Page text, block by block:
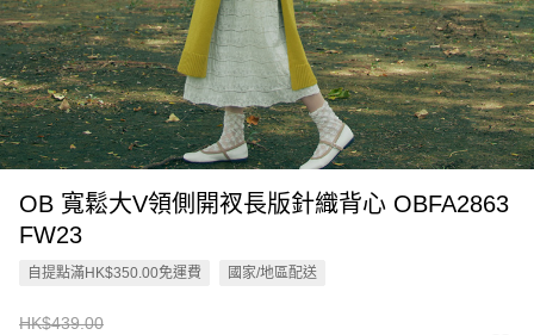
OB 寬鬆大V領側開衩長版針織背心 OBFA2863
FW23
自提點滿HK$350.00免運費 國家/地區配送
HK$439.00